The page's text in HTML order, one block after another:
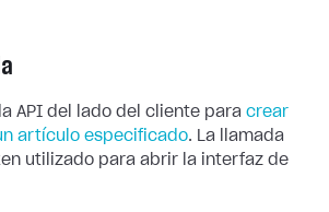
API del lado del cliente para crear
artículo especificado. La llamada
utilizado para abrir la interfaz de